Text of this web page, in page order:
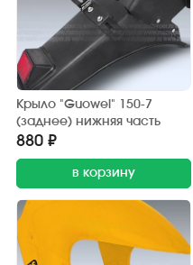
Крыло "Guowei" 150-7
(заднее) нижняя часть
880 ₽
в корзину